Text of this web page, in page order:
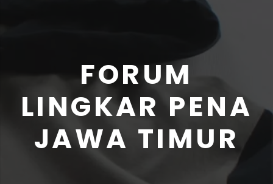
FORUM
LINGKAR PENA
JAWA TIMUR